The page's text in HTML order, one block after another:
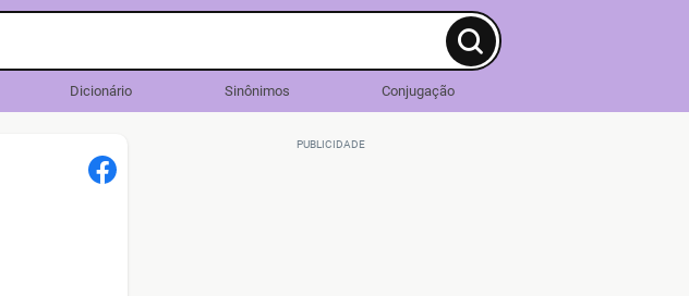
Dicionário Sinônimos Conjugação